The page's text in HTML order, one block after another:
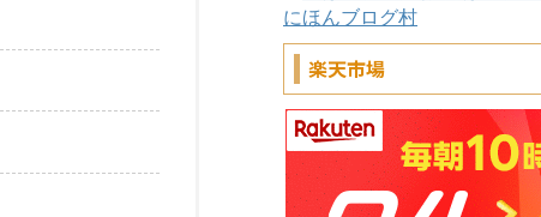
にほんブログ村
楽天市場